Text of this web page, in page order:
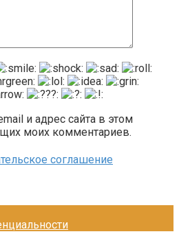
и адрес сайта в этом
моих комментариев.
соглашение